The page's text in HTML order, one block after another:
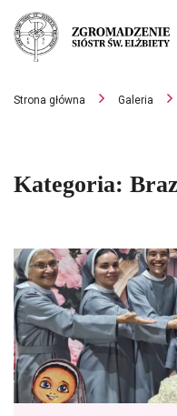
Strona główna Galeria
Kategoria: